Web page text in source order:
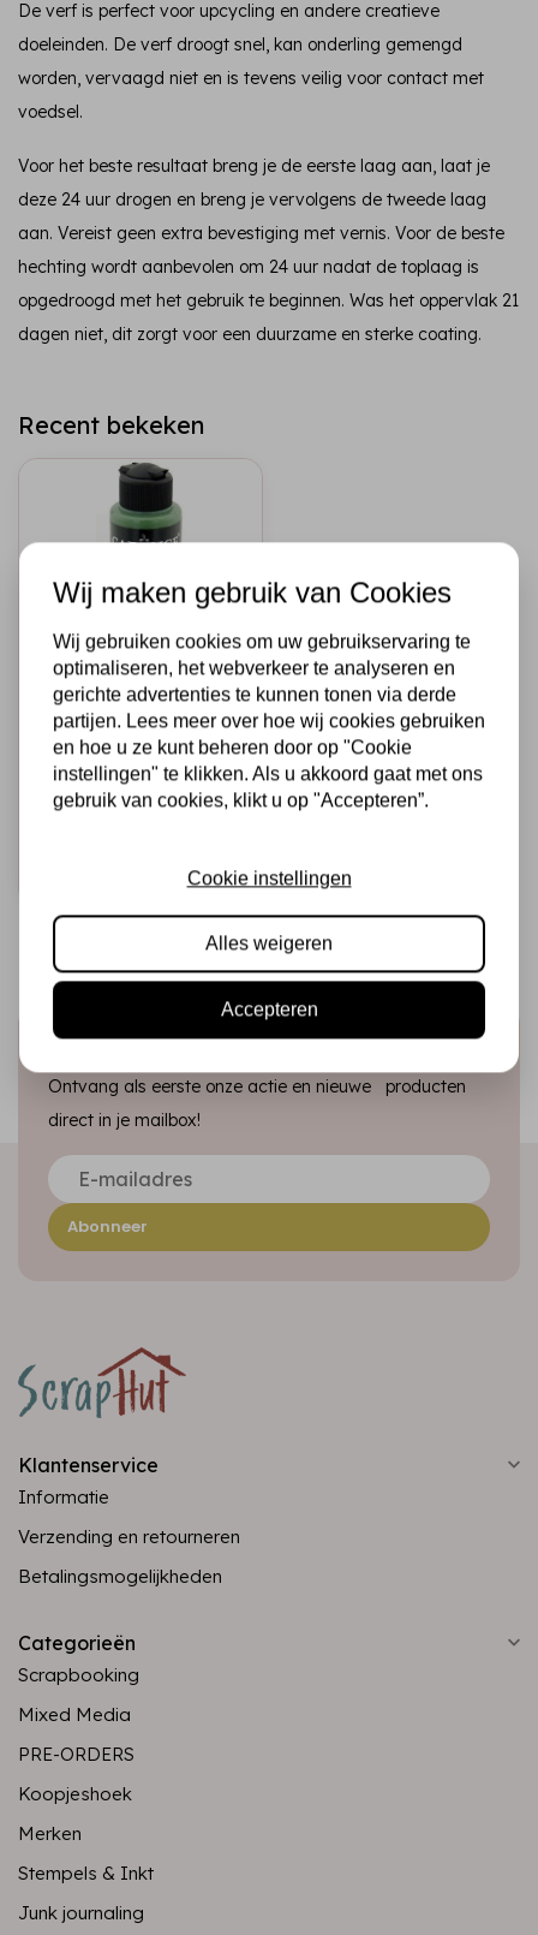
De verf is perfect voor upcycling en andere creatieve
doeleinden. De verf droogt snel, kan onderling gemengd
worden, vervaagd niet en is tevens veilig voor contact met
voedsel.
Voor het beste resultaat breng je de eerste laag aan, laat je
deze 24 uur drogen en breng je vervolgens de tweede laag
aan. Vereist geen extra bevestiging met vernis. Voor de beste
hechting wordt aanbevolen om 24 uur nadat de toplaag is
opgedroogd met het gebruik te beginnen. Was het oppervlak 21
dagen niet, dit zorgt voor een duurzame en sterke coating.
Recent bekeken
CADENCE
Cadence Hybrid
Acrylverf 120 ml
Leaf Green
Schrijf je in voor de nieuwsbrief
Ontvang als eerste onze actie en nieuwe producten
direct in je mailbox!
Abonneer
Klantenservice
Informatie
Verzending en retourneren
Betalingsmogelijkheden
Categorieën
Scrapbooking
Mixed Media
PRE-ORDERS
Koopjeshoek
Merken
Stempels & Inkt
Junk journaling
Wij maken gebruik van Cookies
Wij gebruiken cookies om uw gebruikservaring te
optimaliseren, het webverkeer te analyseren en
gerichte advertenties te kunnen tonen via derde
partijen. Lees meer over hoe wij cookies gebruiken
en hoe u ze kunt beheren door op "Cookie
instellingen" te klikken. Als u akkoord gaat met ons
gebruik van cookies, klikt u op "Accepteren”.
Cookie instellingen
Alles weigeren
Accepteren